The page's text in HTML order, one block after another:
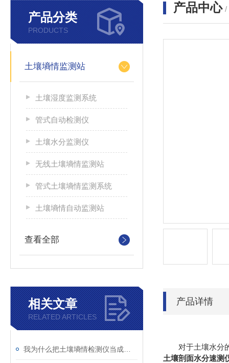
产品分类
PRODUCTS
土壤墒情监测站
土壤湿度监测系统
管式自动检测仪
土壤水分监测仪
无线土壤墒情监测站
管式土壤墒情监测系统
土壤墒情自动监测站
查看全部
相关文章
RELATED ARTICLES
产品中心 /
产品详情
对于土壤水分的
土壤剖面水分速测